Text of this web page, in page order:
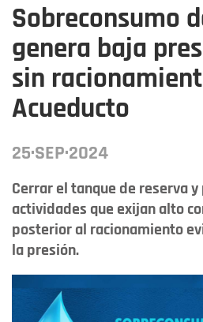
Sobreconsumo
genera baja
sin
Acueducto
25·SEP·2024
Cerrar el tanque de reserva
actividades que exijan alto
posterior al racionamiento
la presión.